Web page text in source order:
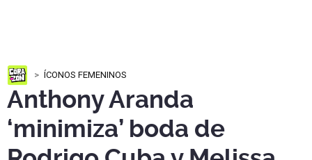
ÍCONOS FEMENINOS
Anthony Aranda
‘minimiza’ boda de